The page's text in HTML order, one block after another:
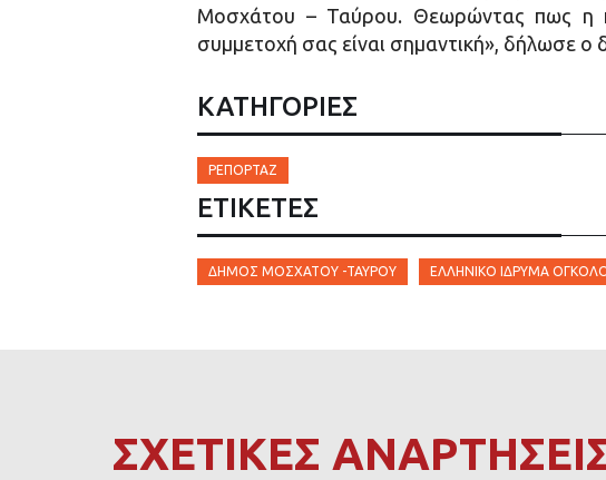
Μοσχάτου – Ταύρου. Θεωρώντας πως η
συμμετοχή σας είναι σημαντική», δήλωσε
ΚΑΤΗΓΟΡΙΕΣ
ΡΕΠΟΡΤΆΖ
ΕΤΙΚΈΤΕΣ
ΔΉΜΟΣ ΜΟΣΧΆΤΟΥ -ΤΑΎΡΟΥ ΕΛΛΗΝΙΚΌ ΊΔΡΥΜΑ
ΣΧΕΤΙΚΕΣ